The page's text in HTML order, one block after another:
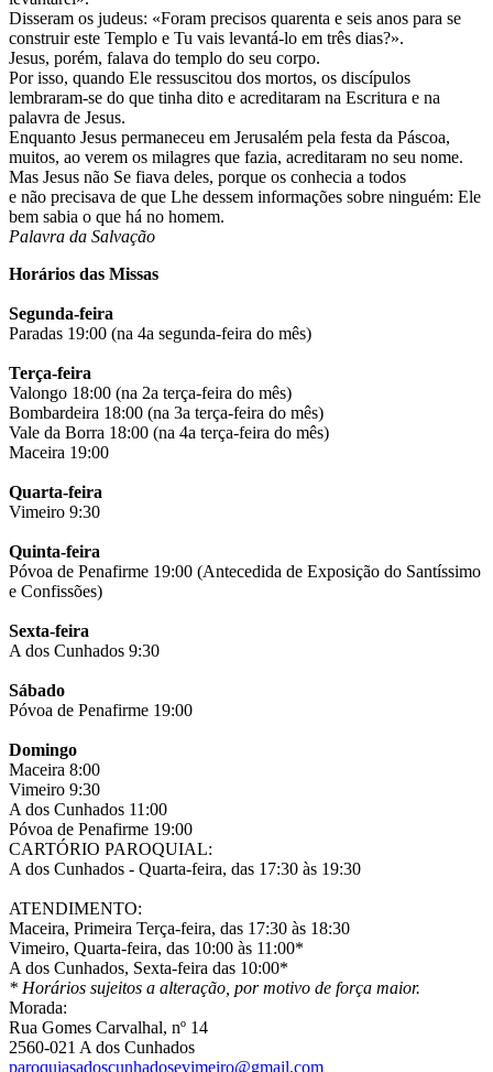
Disseram os judeus: «Foram precisos quarenta e seis anos para se
construir este Templo e Tu vais levantá-lo em três dias?».
Jesus, porém, falava do templo do seu corpo.
Por isso, quando Ele ressuscitou dos mortos, os discípulos
lembraram-se do que tinha dito e acreditaram na Escritura e na
palavra de Jesus.
Enquanto Jesus permaneceu em Jerusalém pela festa da Páscoa,
muitos, ao verem os milagres que fazia, acreditaram no seu nome.
Mas Jesus não Se fiava deles, porque os conhecia a todos
e não precisava de que Lhe dessem informações sobre ninguém: Ele
bem sabia o que há no homem.
Palavra da Salvação
Horários das Missas
Segunda-feira
Paradas 19:00 (na 4a segunda-feira do mês)
Terça-feira
Valongo 18:00 (na 2a terça-feira do mês)
Bombardeira 18:00 (na 3a terça-feira do mês)
Vale da Borra 18:00 (na 4a terça-feira do mês)
Maceira 19:00
Quarta-feira
Vimeiro 9:30
Quinta-feira
Póvoa de Penafirme 19:00 (Antecedida de Exposição do Santíssimo
e Confissões)
Sexta-feira
A dos Cunhados 9:30
Sábado
Póvoa de Penafirme 19:00
Domingo
Maceira 8:00
Vimeiro 9:30
A dos Cunhados 11:00
Póvoa de Penafirme 19:00
CARTÓRIO PAROQUIAL:
A dos Cunhados - Quarta-feira, das 17:30 às 19:30
ATENDIMENTO:
Maceira, Primeira Terça-feira, das 17:30 às 18:30
Vimeiro, Quarta-feira, das 10:00 às 11:00*
A dos Cunhados, Sexta-feira das 10:00*
* Horários sujeitos a alteração, por motivo de força maior.
Morada:
Rua Gomes Carvalhal, nº 14
2560-021 A dos Cunhados
paroquiasadoscunhadosevimeiro@gmail.com